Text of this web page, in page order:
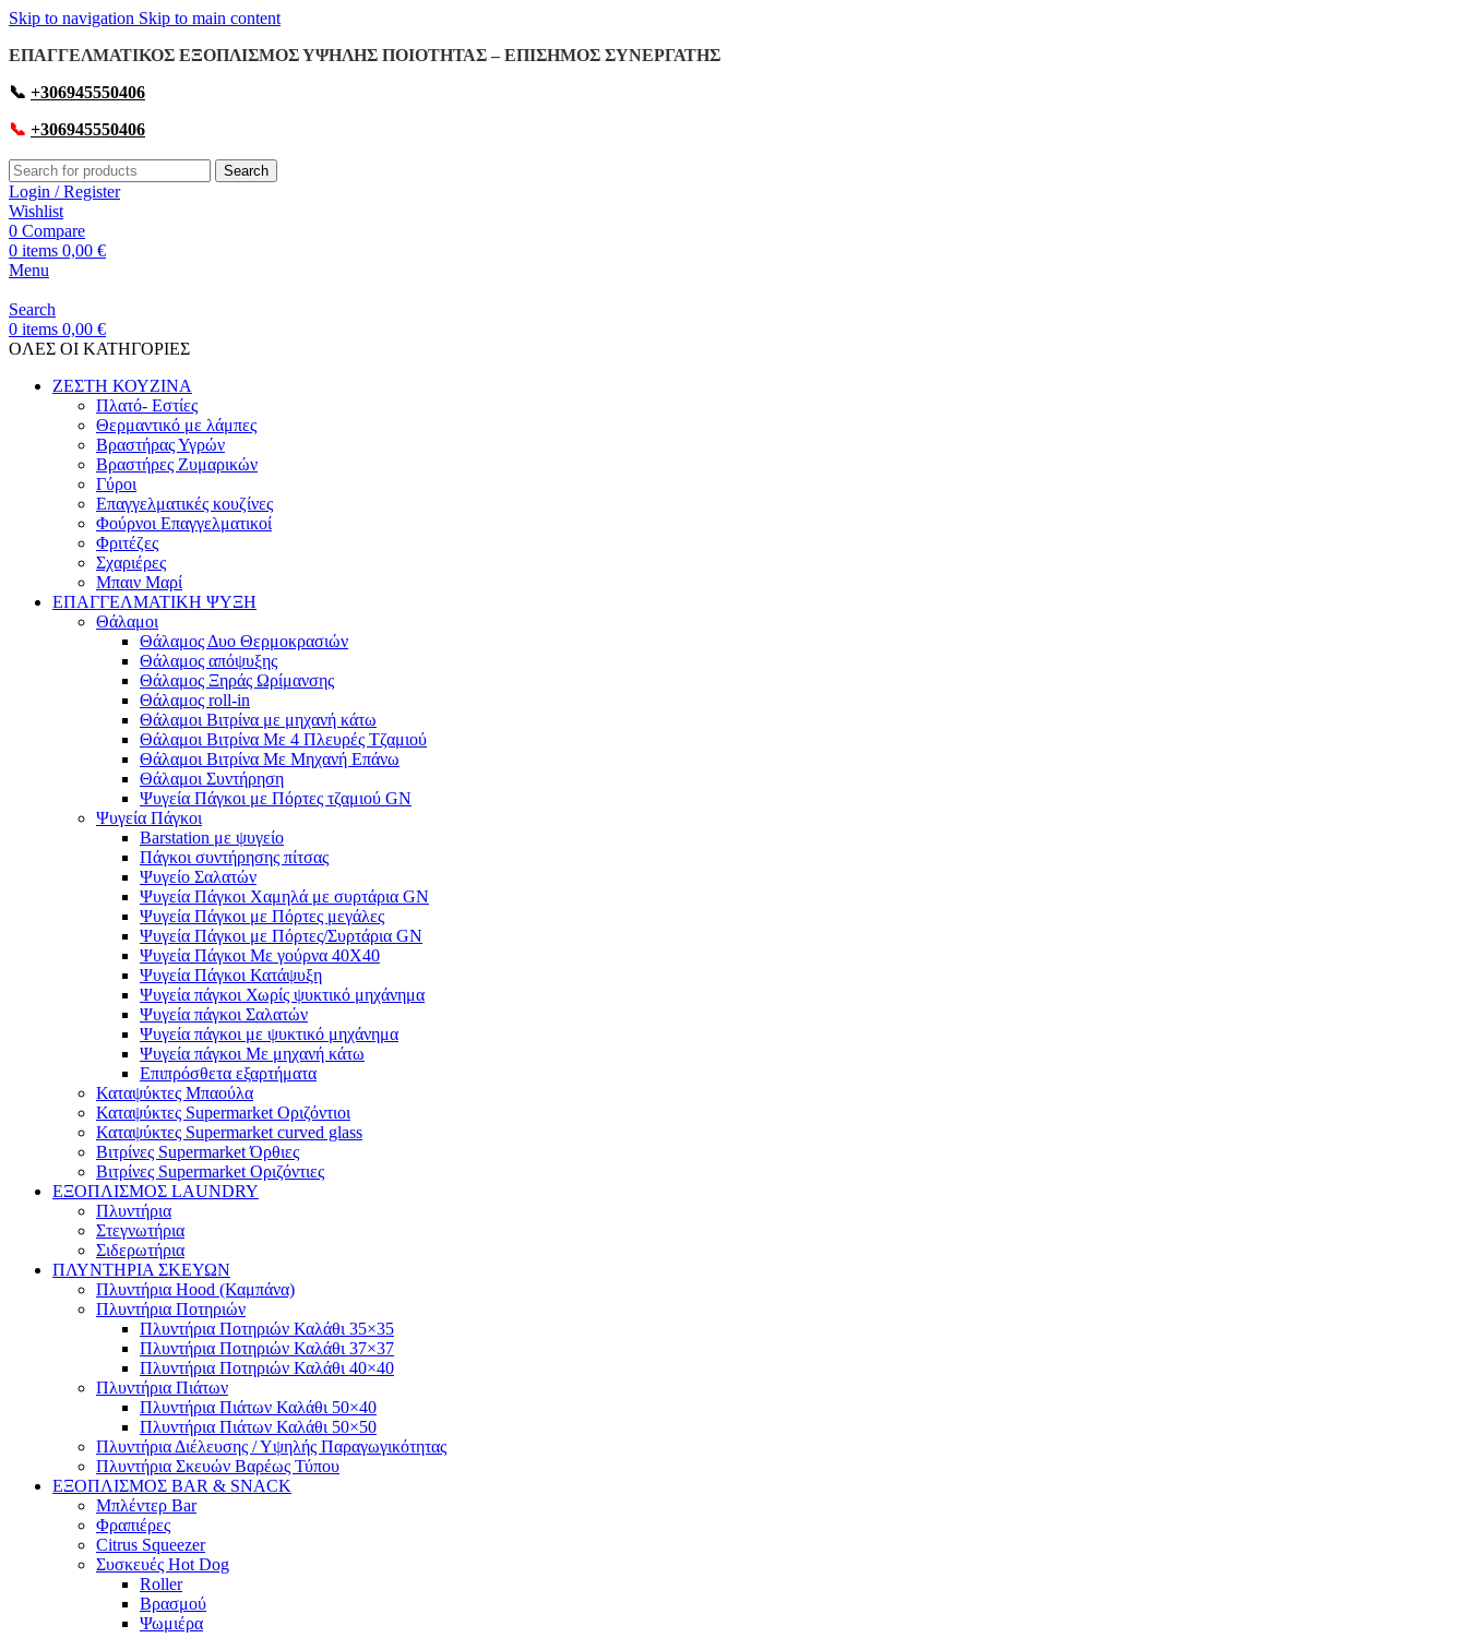
Skip to navigation Skip to main content
ΕΠΑΓΓΕΛΜΑΤΙΚΟΣ ΕΞΟΠΛΙΣΜΟΣ ΥΨΗΛΗΣ ΠΟΙΟΤΗΤΑΣ – ΕΠΙΣΗΜΟΣ ΣΥΝΕΡΓΑΤΗΣ
📞 +306945550406
📞 +306945550406
Search
Login / Register
Wishlist
0 Compare
0 items 0,00 €
Menu
Search
0 items 0,00 €
OΛΕΣ ΟΙ ΚΑΤΗΓΟΡΙΕΣ
ΖΕΣΤΗ ΚΟΥΖΙΝΑ
Πλατό- Εστίες
Θερμαντικό με λάμπες
Βραστήρας Υγρών
Βραστήρες Ζυμαρικών
Γύροι
Επαγγελματικές κουζίνες
Φούρνοι Επαγγελματικοί
Φριτέζες
Σχαριέρες
Μπαιν Μαρί
ΕΠΑΓΓΕΛΜΑΤΙΚΗ ΨΥΞΗ
Θάλαμοι
Θάλαμος Δυο Θερμοκρασιών
Θάλαμος απόψυξης
Θάλαμος Ξηράς Ωρίμανσης
Θάλαμος roll-in
Θάλαμοι Βιτρίνα με μηχανή κάτω
Θάλαμοι Βιτρίνα Με 4 Πλευρές Τζαμιού
Θάλαμοι Βιτρίνα Με Μηχανή Επάνω
Θάλαμοι Συντήρηση
Ψυγεία Πάγκοι με Πόρτες τζαμιού GN
Ψυγεία Πάγκοι
Barstation με ψυγείο
Πάγκοι συντήρησης πίτσας
Ψυγείο Σαλατών
Ψυγεία Πάγκοι Χαμηλά με συρτάρια GN
Ψυγεία Πάγκοι με Πόρτες μεγάλες
Ψυγεία Πάγκοι με Πόρτες/Συρτάρια GN
Ψυγεία Πάγκοι Με γούρνα 40Χ40
Ψυγεία Πάγκοι Κατάψυξη
Ψυγεία πάγκοι Χωρίς ψυκτικό μηχάνημα
Ψυγεία πάγκοι Σαλατών
Ψυγεία πάγκοι με ψυκτικό μηχάνημα
Ψυγεία πάγκοι Με μηχανή κάτω
Επιπρόσθετα εξαρτήματα
Καταψύκτες Μπαούλα
Καταψύκτες Supermarket Οριζόντιοι
Καταψύκτες Supermarket curved glass
Βιτρίνες Supermarket Όρθιες
Βιτρίνες Supermarket Οριζόντιες
ΕΞΟΠΛΙΣΜΟΣ LAUNDRY
Πλυντήρια
Στεγνωτήρια
Σιδερωτήρια
ΠΛΥΝΤΗΡΙΑ ΣΚΕΥΩΝ
Πλυντήρια Hood (Καμπάνα)
Πλυντήρια Ποτηριών
Πλυντήρια Ποτηριών Καλάθι 35×35
Πλυντήρια Ποτηριών Καλάθι 37×37
Πλυντήρια Ποτηριών Καλάθι 40×40
Πλυντήρια Πιάτων
Πλυντήρια Πιάτων Καλάθι 50×40
Πλυντήρια Πιάτων Καλάθι 50×50
Πλυντήρια Διέλευσης / Υψηλής Παραγωγικότητας
Πλυντήρια Σκευών Βαρέως Τύπου
ΕΞΟΠΛΙΣΜΟΣ BAR & SNACK
Μπλέντερ Bar
Φραπιέρες
Citrus Squeezer
Συσκευές Hot Dog
Roller
Βρασμού
Ψωμιέρα